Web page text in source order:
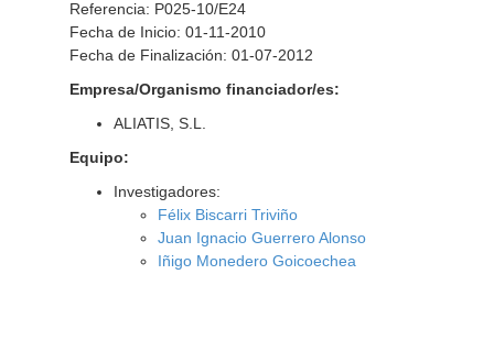
Referencia: P025-10/E24
Fecha de Inicio: 01-11-2010
Fecha de Finalización: 01-07-2012
Empresa/Organismo financiador/es:
ALIATIS, S.L.
Equipo:
Investigadores:
Félix Biscarri Triviño
Juan Ignacio Guerrero Alonso
Iñigo Monedero Goicoechea